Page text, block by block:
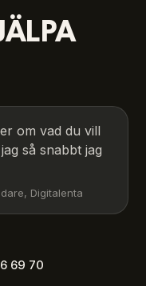
om vad du vill
så snabbt jag
Digitalenta
69 70